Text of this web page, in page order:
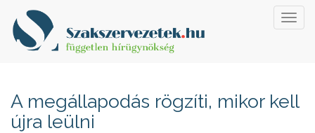
A megállapodás rögzíti, mikor kell
újra leülni